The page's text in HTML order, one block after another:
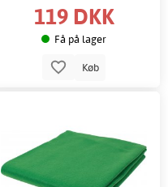
119 DKK
Få på lager
Køb